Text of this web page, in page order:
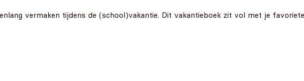
vermaken tijdens de (school)vakantie. Dit vakantieboek zit vol met je